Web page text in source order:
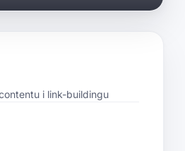
i link-buildingu